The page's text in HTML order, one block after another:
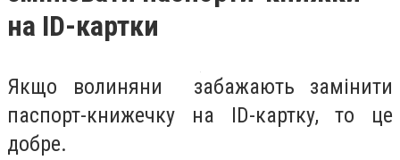
на ID-картки
Якщо волиняни забажають замінити
паспорт-книжечку на ID-картку, то це
добре.